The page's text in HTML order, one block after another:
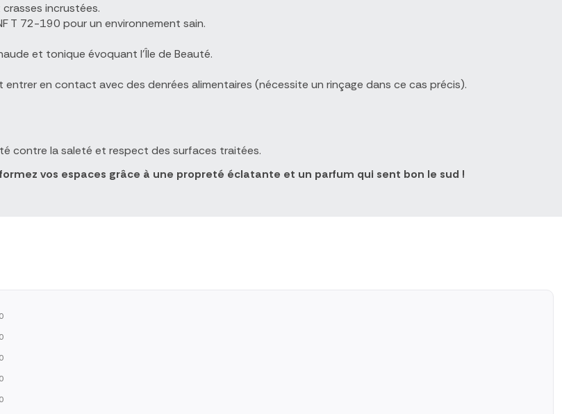
incrustées.
T 72-190 pour un environnement sain.
et tonique évoquant l'Île de Beauté.
en contact avec des denrées alimentaires (nécessite un rinçage dans ce cas précis).
contre la saleté et respect des surfaces traitées.
vos espaces grâce à une propreté éclatante et un parfum qui sent bon le sud !
0
0
0
0
0